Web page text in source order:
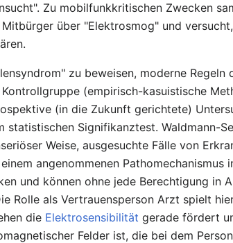
Zu mobilfunkkritischen Zwecken
über "Elektrosmog" und
zu beweisen, moderne Regeln
(empirisch-kasuistische
(in die Zukunft gerichtete)
Signifikanztest. Waldmann-
Weise, ausgesuchte Fälle von
angenommenen Pathomechanismus
und können ohne jede Berechtigung in
Rolle als Vertrauensperson Arzt spielt
die Elektrosensibilität gerade fördert
Felder ist, die bei dem